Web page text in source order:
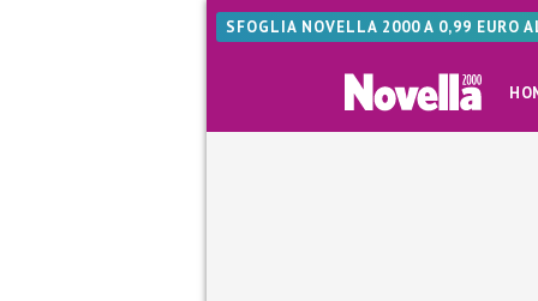
SFOGLIA NOVELLA 2000 A 0,99 EURO